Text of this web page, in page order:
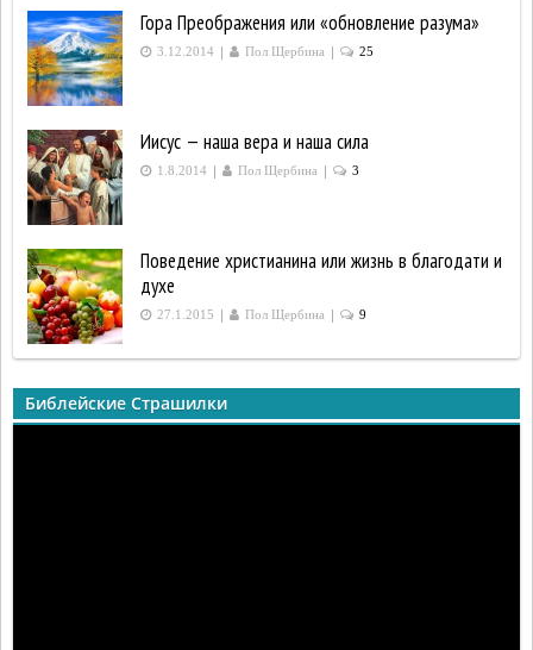
Гора Преображения или «обновление разума»
3.12.2014 | Пол Щербина | 25
Иисус — наша вера и наша сила
1.8.2014 | Пол Щербина | 3
Поведение христианина или жизнь в благодати и
духе
27.1.2015 | Пол Щербина | 9
Библейские Страшилки